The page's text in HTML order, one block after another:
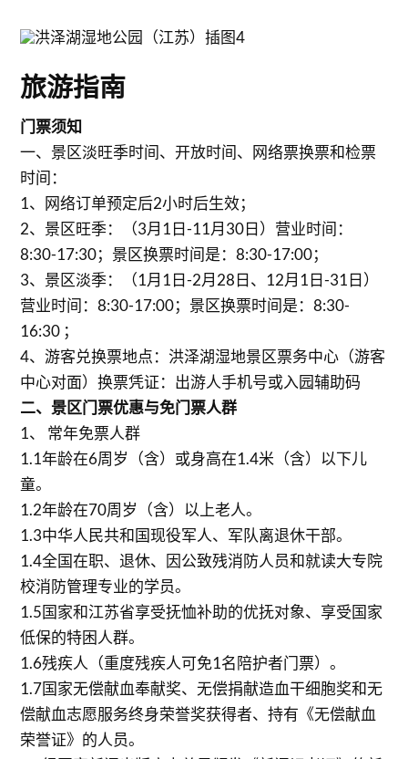
旅游指南
门票须知
一、景区淡旺季时间、开放时间、网络票换票和检票
时间：
1、网络订单预定后2小时后生效；
2、景区旺季：（3月1日-11月30日）营业时间：
8:30-17:30；景区换票时间是：8:30-17:00；
3、景区淡季：（1月1日-2月28日、12月1日-31日）
营业时间：8:30-17:00；景区换票时间是：8:30-
16:30 ；
4、游客兑换票地点：洪泽湖湿地景区票务中心（游客
中心对面）换票凭证：出游人手机号或入园辅助码
二、景区门票优惠与免门票人群
1、 常年免票人群
1.1年龄在6周岁（含）或身高在1.4米（含）以下儿
童。
1.2年龄在70周岁（含）以上老人。
1.3中华人民共和国现役军人、军队离退休干部。
1.4全国在职、退休、因公致残消防人员和就读大专院
校消防管理专业的学员。
1.5国家和江苏省享受抚恤补助的优抚对象、享受国家
低保的特困人群。
1.6残疾人（重度残疾人可免1名陪护者门票）。
1.7国家无偿献血奉献奖、无偿捐献造血干细胞奖和无
偿献血志愿服务终身荣誉奖获得者、持有《无偿献血
荣誉证》的人员。